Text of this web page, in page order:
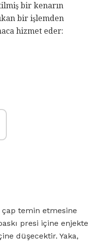
bir kenarın
bir işlemden
hizmet eder:
temin etmesine
presi içine enjekte
düşecektir. Yaka,